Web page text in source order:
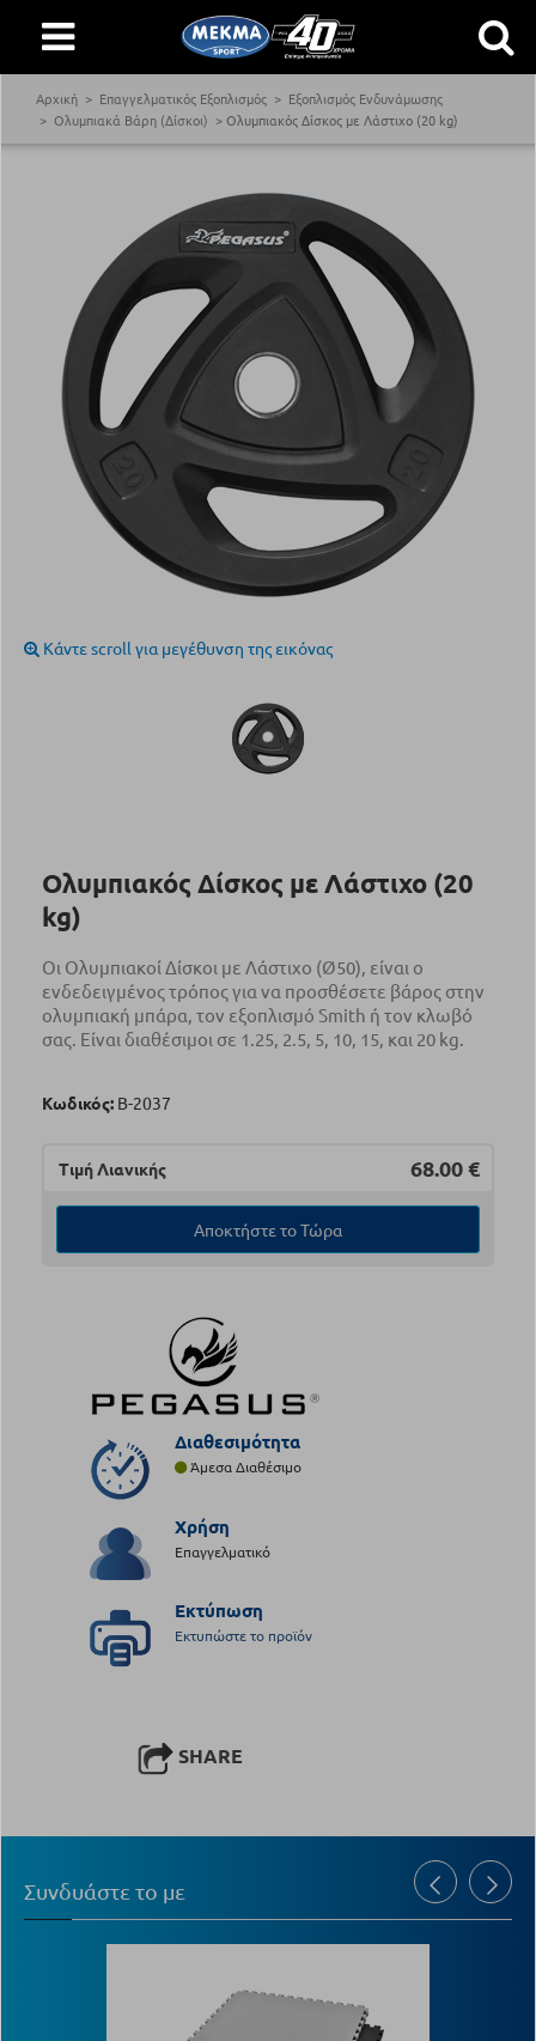
Αρχική Επαγγελματικός Εξοπλισμός
Εξοπλισμός Ενδυνάμωσης
Ολυμπιακά Βάρη (Δίσκοι)
Ολυμπιακός Δίσκος με Λάστιχο (20 kg)
Κάντε scroll για μεγέθυνση της εικόνας
Ολυμπιακός Δίσκος με Λάστιχο (20
kg)
Οι Ολυμπιακοί Δίσκοι με Λάστιχο (Ø50), είναι ο
ενδεδειγμένος τρόπος για να προσθέσετε βάρος στην
ολυμπιακή μπάρα, τον εξοπλισμό Smith ή τον κλωβό
σας. Είναι διαθέσιμοι σε 1.25, 2.5, 5, 10, 15, και 20 kg.
Κωδικός: Β-2037
Τιμή Λιανικής 68.00 €
Αποκτήστε το Τώρα
Διαθεσιμότητα
Άμεσα Διαθέσιμο
Χρήση
Επαγγελματικό
Εκτύπωση
Εκτυπώστε το προϊόν
SHARE
Συνδυάστε το με